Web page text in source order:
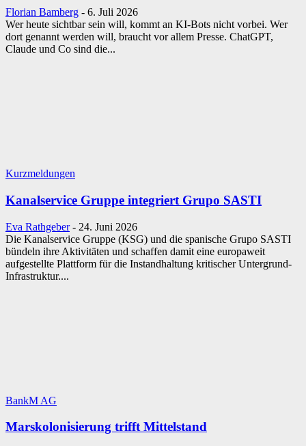
Florian Bamberg - 6. Juli 2026
Wer heute sichtbar sein will, kommt an KI-Bots nicht vorbei. Wer
dort genannt werden will, braucht vor allem Presse. ChatGPT,
Claude und Co sind die...
Kurzmeldungen
Kanalservice Gruppe integriert Grupo SASTI
Eva Rathgeber - 24. Juni 2026
Die Kanalservice Gruppe (KSG) und die spanische Grupo SASTI
bündeln ihre Aktivitäten und schaffen damit eine europaweit
aufgestellte Plattform für die Instandhaltung kritischer Untergrund-
Infrastruktur....
BankM AG
Marskolonisierung trifft Mittelstand